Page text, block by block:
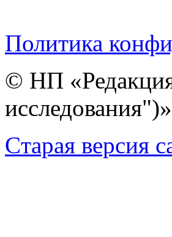
Политика
© НП
Cтарая версия